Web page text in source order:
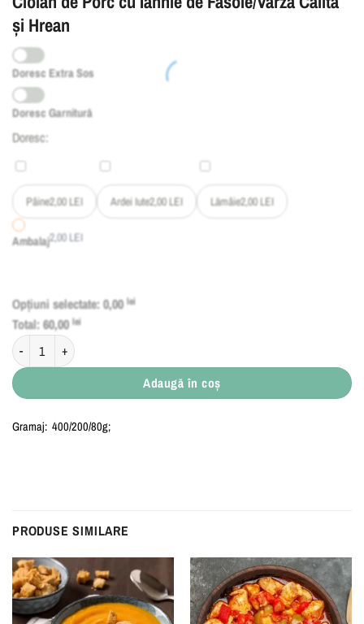
și Hrean
Doresc Extra Sos
Doresc Garnitură
Doresc:
Pâine2,00LEI Ardei Iute2,00LEI Lămâie2,00LEI
Ambalaj2,00LEI
Opțiuni selectate:0,00lei
Total:60,00lei
Cantitate Ciolan de Porc cu Iahnie de Fasole/Varză Călită și Hrean
Adaugă în coș
Gramaj: 400/200/80g;
PRODUSE SIMILARE